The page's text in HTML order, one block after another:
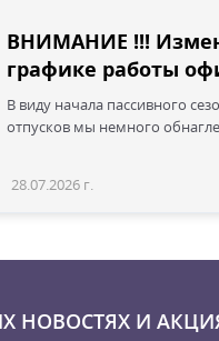
ВНИМАНИЕ !!!
графике работы
В виду начала пассивного
отпусков мы немного
28.07.2026 г.
НОВОСТЯХ И